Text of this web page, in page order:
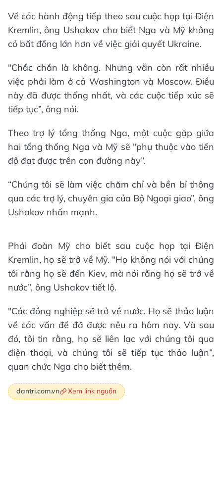
Về các hành động tiếp theo sau cuộc họp tại Điện
Kremlin, ông Ushakov cho biết Nga và Mỹ không
có bất đồng lớn hơn về việc giải quyết Ukraine.
"Chắc chắn là không. Nhưng vẫn còn rất nhiều
việc phải làm ở cả Washington và Moscow. Điều
này đã được thống nhất, và các cuộc tiếp xúc sẽ
tiếp tục”, ông nói.
Theo trợ lý tổng thống Nga, một cuộc gặp giữa
hai tổng thống Nga và Mỹ sẽ "phụ thuộc vào tiến
độ đạt được trên con đường này”.
“Chúng tôi sẽ làm việc chăm chỉ và bền bỉ thông
qua các trợ lý, chuyên gia của Bộ Ngoại giao”, ông
Ushakov nhấn mạnh.
Phái đoàn Mỹ cho biết sau cuộc họp tại Điện
Kremlin, họ sẽ trở về Mỹ. "Họ không nói với chúng
tôi rằng họ sẽ đến Kiev, mà nói rằng họ sẽ trở về
nước”, ông Ushakov tiết lộ.
"Các đồng nghiệp sẽ trở về nước. Họ sẽ thảo luận
về các vấn đề đã được nêu ra hôm nay. Và sau
đó, tôi tin rằng, họ sẽ liên lạc với chúng tôi qua
điện thoại, và chúng tôi sẽ tiếp tục thảo luận”,
quan chức Nga cho biết thêm.
dantri.com.vn Xem link nguồn